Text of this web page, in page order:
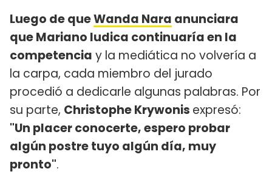
Luego de queWanda Nara anunciara
que Mariano Iudica continuaría en la
competencia y la mediática no volvería a
la carpa, cada miembro del jurado
procedió a dedicarle algunas palabras. Por
su parte, Christophe Krywonis expresó:
"Un placer conocerte, espero probar
algún postre tuyo algún día, muy
pronto".